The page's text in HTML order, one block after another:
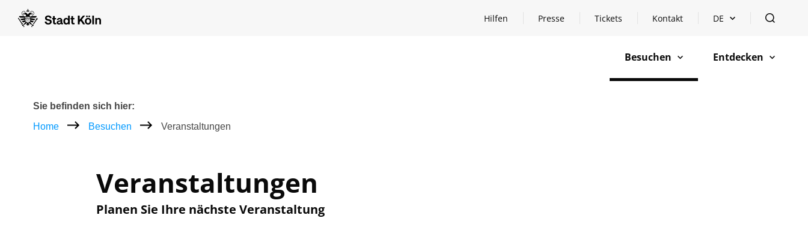
Hilfen
Hilfen öffnen Presse Tickets Kontakt Sprachauswahl öffnen
DE öffnen
Besuchen
öffnen Entdecken
öffnen
Breadcrumb
Sie befinden sich hier:
Home
Besuchen Veranstaltungen
Veranstaltungen
Planen Sie Ihre nächste Veranstaltung